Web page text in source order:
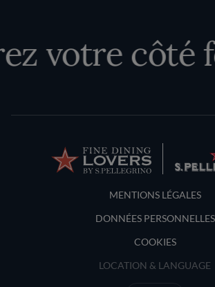
votre côté
Terms and Conditions
MENTIONS LÉGALES
DONNÉES PERSONNELLES
COOKIES
LOCATION & LANGUAGE